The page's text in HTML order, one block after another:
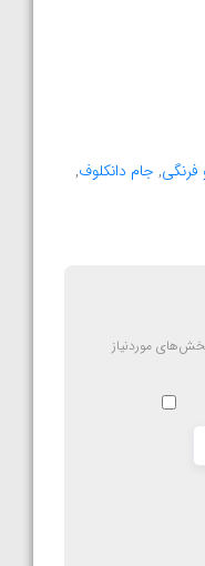
, جام دانکلوف,
موردنیاز